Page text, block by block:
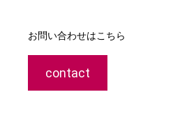
お問い合わせはこちら
contact